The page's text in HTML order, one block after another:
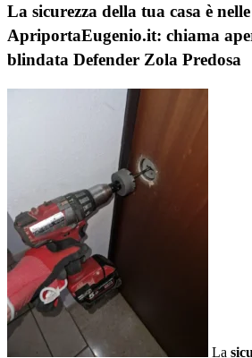
La sicurezza della tua casa è
ApriportaEugenio.it: chiama
blindata Defender Zola Predosa
La